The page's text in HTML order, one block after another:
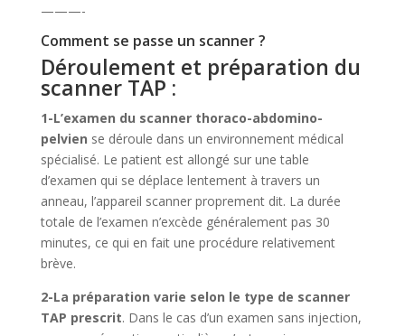
———-
Comment se passe un scanner ?
Déroulement et préparation du
scanner TAP :
1-L’examen du scanner thoraco-abdomino-
pelvien se déroule dans un environnement médical
spécialisé. Le patient est allongé sur une table
d’examen qui se déplace lentement à travers un
anneau, l’appareil scanner proprement dit. La durée
totale de l’examen n’excède généralement pas 30
minutes, ce qui en fait une procédure relativement
brève.
2-La préparation varie selon le type de scanner
TAP prescrit. Dans le cas d’un examen sans injection,